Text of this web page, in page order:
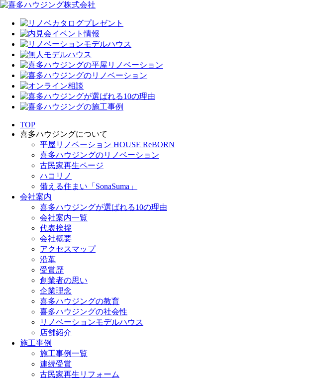
TOP
喜多ハウジングについて
平屋リノベーション HOUSE ReBORN
喜多ハウジングのリノベーション
古民家再生ページ
ハコリノ
備える住まい「SonaSuma」
会社案内
喜多ハウジングが選ばれる10の理由
会社案内一覧
代表挨拶
会社概要
アクセスマップ
沿革
受賞歴
創業者の思い
企業理念
喜多ハウジングの教育
喜多ハウジングの社会性
リノベーションモデルハウス
店舗紹介
施工事例
施工事例一覧
連続受賞
古民家再生リフォーム